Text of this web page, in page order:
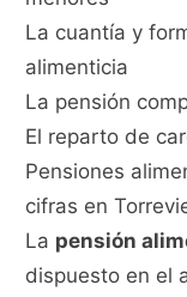
La cuantía y
alimenticia
La pensión
El reparto de
Pensiones
cifras en
La pensión
dispuesto en el